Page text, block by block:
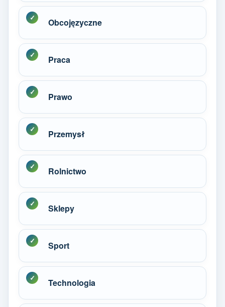
Obcojęzyczne
Praca
Prawo
Przemysł
Rolnictwo
Sklepy
Sport
Technologia